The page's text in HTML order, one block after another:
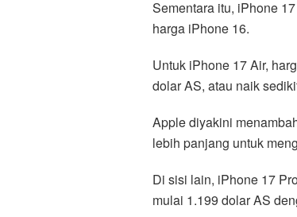
Sementara itu, iPhone
harga iPhone 16.
Untuk iPhone 17 Air,
dolar AS, atau naik
Apple diyakini
lebih panjang untuk
Di sisi lain, iPhone 17
mulai 1.199 dolar AS